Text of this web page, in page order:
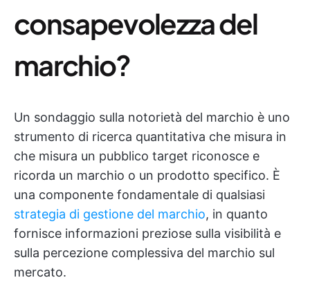
consapevolezza del
marchio?
Un sondaggio sulla notorietà del marchio è uno
strumento di ricerca quantitativa che misura in
che misura un pubblico target riconosce e
ricorda un marchio o un prodotto specifico. È
una componente fondamentale di qualsiasi
strategia di gestione del marchio, in quanto
fornisce informazioni preziose sulla visibilità e
sulla percezione complessiva del marchio sul
mercato.